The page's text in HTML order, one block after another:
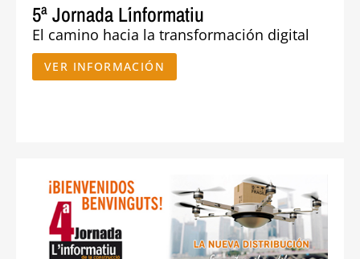
5ª Jornada L´informatiu
El camino hacia la transformación digital
VER INFORMACIÓN